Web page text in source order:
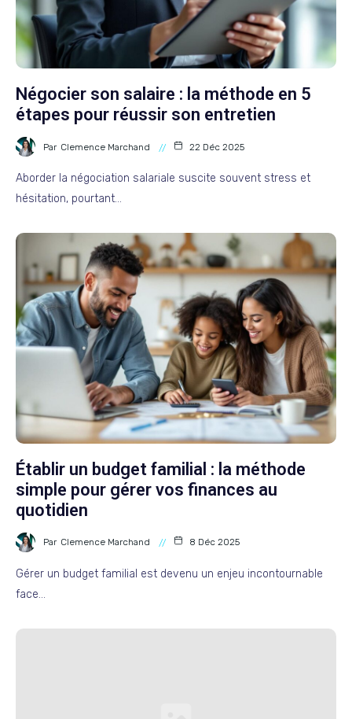
Négocier son salaire : la méthode en 5
étapes pour réussir son entretien
Par Clemence Marchand 22 Déc 2025
Aborder la négociation salariale suscite souvent stress et
hésitation, pourtant…
Établir un budget familial : la méthode
simple pour gérer vos finances au
quotidien
Par Clemence Marchand 8 Déc 2025
Gérer un budget familial est devenu un enjeu incontournable
face…